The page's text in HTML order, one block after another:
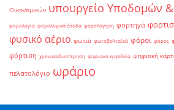
Οικονομικών υπουργείο Υποδομών
φορολογία φορολογικά έσοδα φορολόγηση φορτηγά
φυσικό αέριο φωτιά φωτοβολταϊκά φόροι φόρος
φόρτιση χρονοκαθυστέρηση ψηφιακά εργαλεία ψηφιακή
πελατολόγιο ωράριο